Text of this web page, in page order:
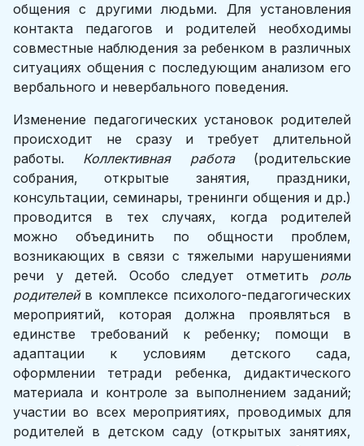
общения с другими людьми. Для установления
контакта педагогов и родителей необходимы
совместные наблюдения за ребенком в различных
ситуациях общения с последующим анализом его
вербального и невербального поведения.
Изменение педагогических установок родителей
происходит не сразу и требует длительной
работы. Коллективная работа(родительские
собрания, открытые занятия, праздники,
консультации, семинары, тренинги общения и др.)
проводится в тех случаях, когда родителей
можно объединить по общности проблем,
возникающих в связи с тяжелыми нарушениями
речи у детей. Особо следует отметить роль
родителейв комплексе психолого-педагогических
мероприятий, которая должна проявляться в
единстве требований к ребенку; помощи в
адаптации к условиям детского сада,
оформлении тетради ребенка, дидактического
материала и контроле за выполнением заданий;
участии во всех мероприятиях, проводимых для
родителей в детском саду (открытых занятиях,